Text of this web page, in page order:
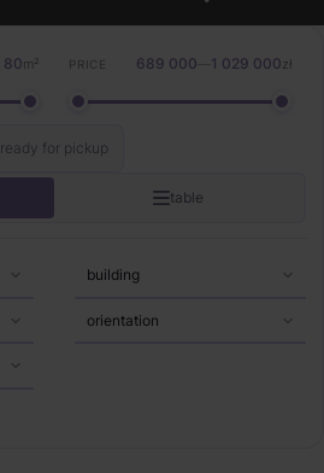
80m² PRICE 689 000 1 029 000zł
ready for pickup
table
building
orientation